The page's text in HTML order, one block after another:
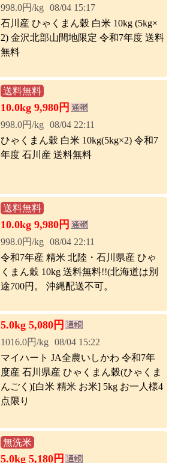
998.0円/kg 08/04 15:17
石川産 ひゃくまん穀 白米 10kg (5kg×
2) 金沢北部山間地限定 令和7年度 送料
無料
送料無料
10.0kg 9,980円
998.0円/kg 08/04 22:11
ひゃくまん穀 白米 10kg(5kg×2) 令和7
年度 石川産 送料無料
送料無料
10.0kg 9,980円
998.0円/kg 08/04 22:11
令和7年産 精米 北陸・石川県産 ひゃ
くまん穀 10kg 送料無料!!(北海道は別
途700円。 沖縄配送不可。
5.0kg 5,080円
1016.0円/kg 08/04 15:22
マイハート JA全農いしかわ 令和7年
度産 石川県産 ひゃくまん穀(ひゃくま
んごく)[白米 精米 お米] 5kg お一人様4
点限り
無洗米
5.0kg 5,180円